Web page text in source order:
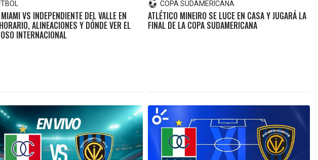
VS INDEPENDIENTE DEL VALLE EN
ALINEACIONES Y DÓNDE VER EL
INTERNACIONAL
COPA SUDAMERICANA
ATLÉTICO MINEIRO SE LUCE EN CASA Y JUGARÁ LA
FINAL DE LA COPA SUDAMERICANA